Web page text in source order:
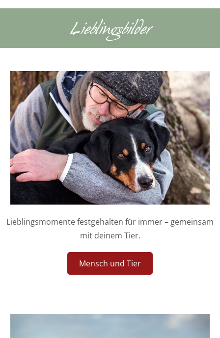
Lieblingsbilder
Lieblingsmomente festgehalten für immer – gemeinsam
mit deinem Tier.
Mensch und Tier